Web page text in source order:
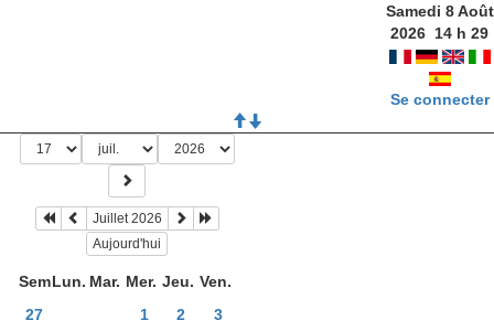
Samedi 8 Août
2026 14 h29
Se connecter
Juillet 2026
Aujourd'hui
SemLun. Mar. Mer. Jeu. Ven.
27
1 2
3